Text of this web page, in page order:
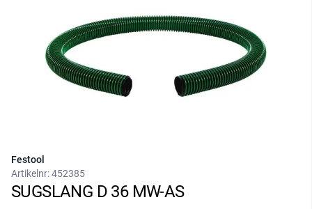
Festool
Artikelnr:452385
SUGSLANG D 36 MW-AS